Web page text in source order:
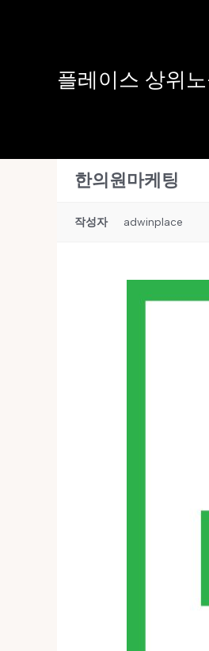
플레이스 상위
한의원마케팅
작성자 adwinplace